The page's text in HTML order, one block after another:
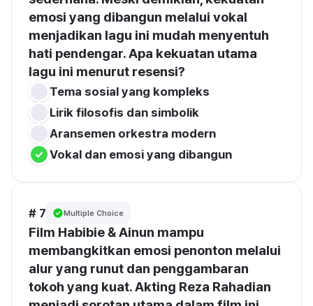
emosi yang dibangun melalui vokal
menjadikan lagu ini mudah menyentuh
hati pendengar. Apa kekuatan utama
lagu ini menurut resensi?
Tema sosial yang kompleks
Lirik filosofis dan simbolik
Aransemen orkestra modern
Vokal dan emosi yang dibangun
# 7 Multiple Choice
Film Habibie & Ainun mampu
membangkitkan emosi penonton melalui
alur yang runut dan penggambaran
tokoh yang kuat. Akting Reza Rahadian